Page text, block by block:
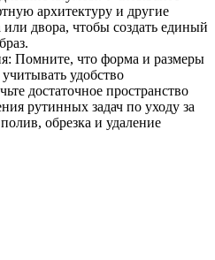
архитектуру и другие
или двора, чтобы создать единый
Помните, что форма и размеры
удобство
достаточное пространство
рутинных задач по уходу за
обрезка и удаление